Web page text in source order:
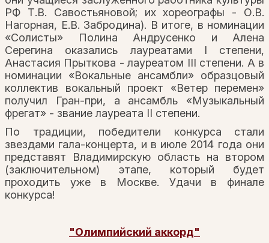
РФ Т.В. Савостьяновой; их хореографы - О.В.
Нагорная, Е.В. Забродина). В итоге, в номинации
«Солисты» Полина Андрусенко и Алена
Серегина оказались лауреатами I степени,
Анастасия Прыткова - лауреатом III степени. А в
номинации «Вокальные ансамбли» образцовый
коллектив вокальный проект «Ветер перемен»
получил Гран-при, а ансамбль «Музыкальный
фрегат» - звание лауреата II степени.
По традиции, победители конкурса стали
звездами гала-концерта, и в июле 2014 года они
представят Владимирскую область на втором
(заключительном) этапе, который будет
проходить уже в Москве. Удачи в финале
конкурса!
"Олимпийский аккорд"